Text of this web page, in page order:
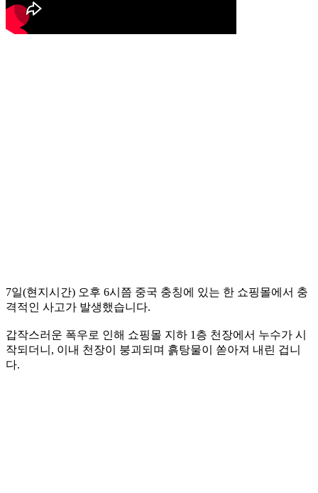
7일(현지시간) 오후 6시쯤 중국 충칭에 있는 한 쇼핑몰에서 충
격적인 사고가 발생했습니다.
갑작스러운 폭우로 인해 쇼핑몰 지하 1층 천장에서 누수가 시
작되더니, 이내 천장이 붕괴되며 흙탕물이 쏟아져 내린 겁니
다.